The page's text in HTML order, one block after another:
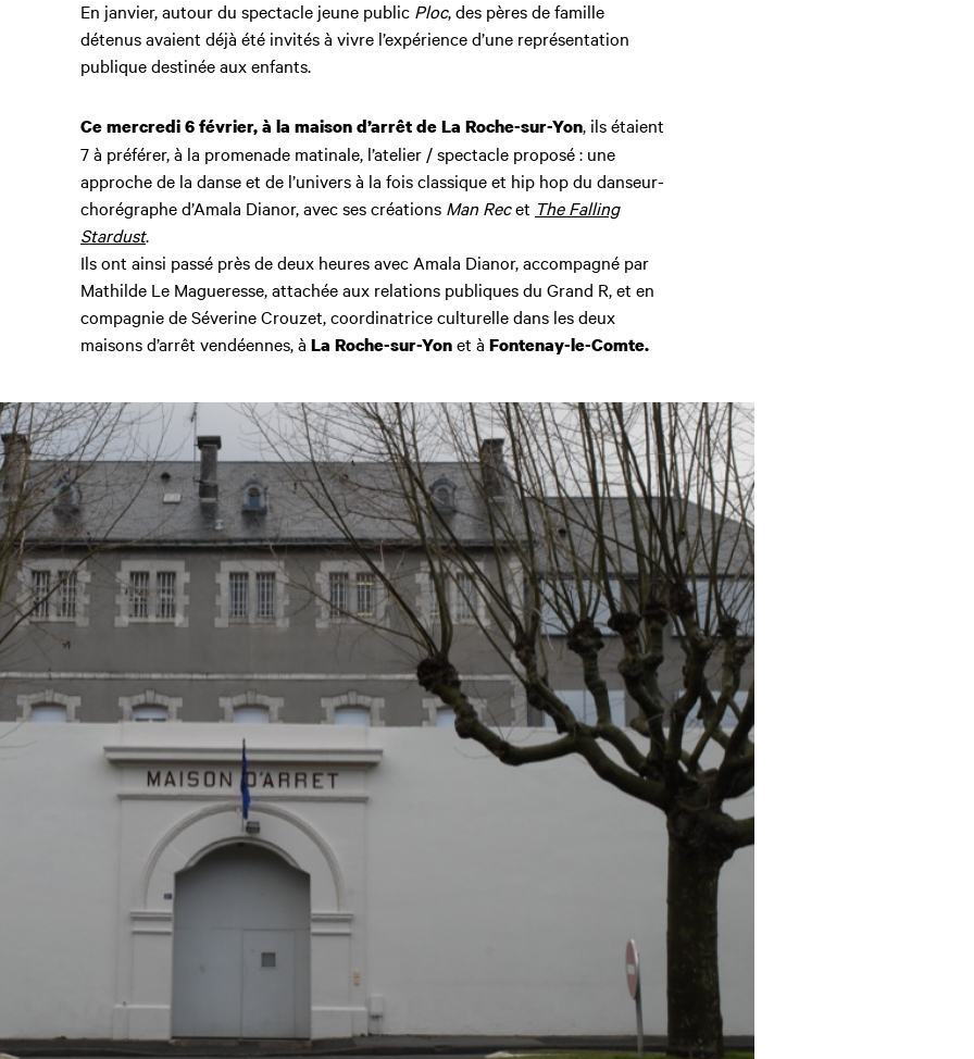
En janvier, autour du spectacle jeune public Ploc, des pères de famille
détenus avaient déjà été invités à vivre l’expérience d’une représentation
publique destinée aux enfants.
Ce mercredi 6 février, à la maison d’arrêt de La Roche-sur-Yon, ils étaient
7 à préférer, à la promenade matinale, l’atelier / spectacle proposé : une
approche de la danse et de l’univers à la fois classique et hip hop du danseur-
chorégraphe d’Amala Dianor, avec ses créations Man Recet The Falling
Stardust.
Ils ont ainsi passé près de deux heures avec Amala Dianor, accompagné par
Mathilde Le Magueresse, attachée aux relations publiques du Grand R, et en
compagnie de Séverine Crouzet, coordinatrice culturelle dans les deux
maisons d’arrêt vendéennes, à La Roche-sur-Yonet à Fontenay-le-Comte.